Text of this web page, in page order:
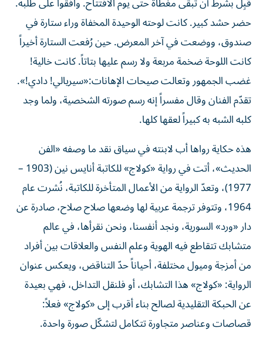
حضر حشد كبير. كانت لوحته الوحيدة المخفاة وراء ستارة في
صندوق، ووضعت في آخر المعرض. حين رُفعت الستارة أخيراً
كانت اللوحة ضخمة مربعة ولا رسم عليها بتاتاً. كانت خالية!
غضب الجمهور وتعالت صيحات الإهانات:«سيريالي! دادي!».
تقدّم الفنان وقال مفسراً إنه رسم صورته الشخصية، ولما وجد
كلبه الشبه به كبيراً لعقها كلها.
هذه حكاية رواها أب لابنته في سياق نقد ما وصفه «الفن
الحديث»، أتت في رواية «كولاج» للكاتبة أنايس نين (1903 –
1977)، وتعدّ الرواية من الأعمال المتأخرة للكاتبة، نُشرت عام
1964، وتتوفر ترجمة عربية لها وضعها صلاح صلاح، صادرة عن
دار «ورد» السورية، ونجد أنفسنا، ونحن نقرأها، في عالم
متشابك تتقاطع فيه الهوية وعلم النفس والعلاقات بين أفراد
من أمزجة وميول مختلفة، أحياناً حدّ التناقض، ويعكس عنوان
الرواية: «كولاج» هذا التشابك، أو فلنقل التداخل، فهي بعيدة
عن الحبكة التقليدية لصالح بناء أقرب إلى «كولاج» فعلاً:
قصاصات وعناصر متجاورة تتكامل لتشكّل صورة واحدة.